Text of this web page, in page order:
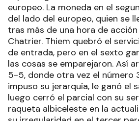
europeo. La moneda en el
del lado del europeo, quien se
tras más de una hora de
Chatrier. Thiem quebró el
de entrada, pero en el sexto
las cosas se emparejaron. Así
5-5, donde otra vez el número
impuso su jerarquía, le ganó el
luego cerró el parcial con su
raqueta albiceleste en la